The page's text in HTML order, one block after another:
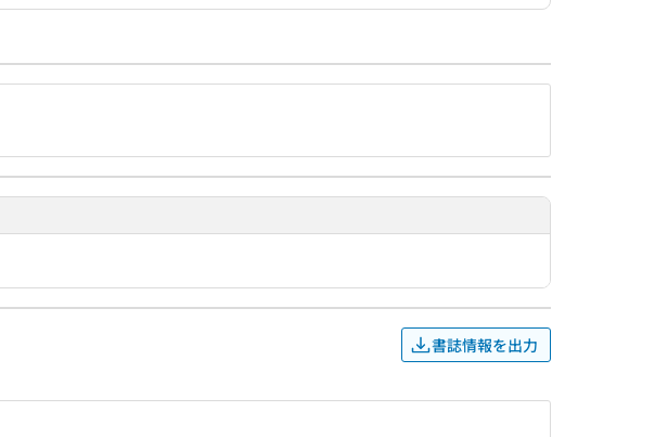
書誌情報を出力